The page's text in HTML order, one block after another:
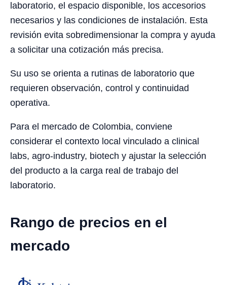
laboratorio, el espacio disponible, los accesorios
necesarios y las condiciones de instalación. Esta
revisión evita sobredimensionar la compra y ayuda
a solicitar una cotización más precisa.
Su uso se orienta a rutinas de laboratorio que
requieren observación, control y continuidad
operativa.
Para el mercado de Colombia, conviene
considerar el contexto local vinculado a clinical
labs, agro-industry, biotech y ajustar la selección
del producto a la carga real de trabajo del
laboratorio.
Rango de precios en el
mercado